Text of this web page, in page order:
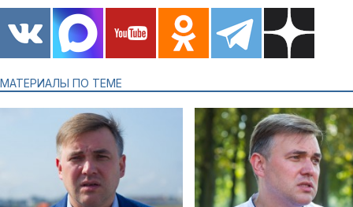
МАТЕРИАЛЫ ПО ТЕМЕ